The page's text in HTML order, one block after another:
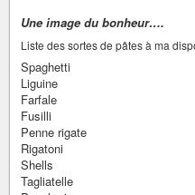
Une image du bonheur….
Liste des sortes de pâtes à ma
Spaghetti
Liguine
Farfale
Fusilli
Penne rigate
Rigatoni
Shells
Tagliatelle